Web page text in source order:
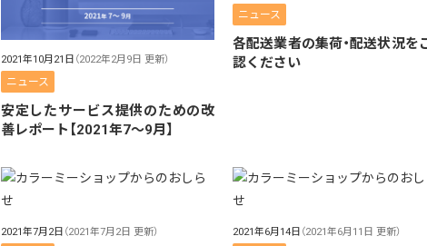
2021年10月21日 （2022年2月9日 更新）
ニュース
安定したサービス提供のための改
善レポート【2021年7〜9月】
ニュース
各配送業者の集荷・配送状況を
認ください
2021年7月2日 （2021年7月2日 更新） 2021年6月14日 （2021年6月11日 更新）